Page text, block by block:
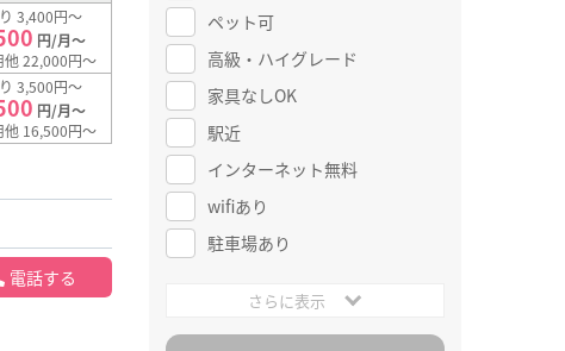
3,400円～
円/月～
他 22,000円～
3,500円～
円/月～
他 16,500円～
電話する
ペット可
高級・ハイグレード
家具なしOK
駅近
インターネット無料
wifiあり
駐車場あり
さらに表示